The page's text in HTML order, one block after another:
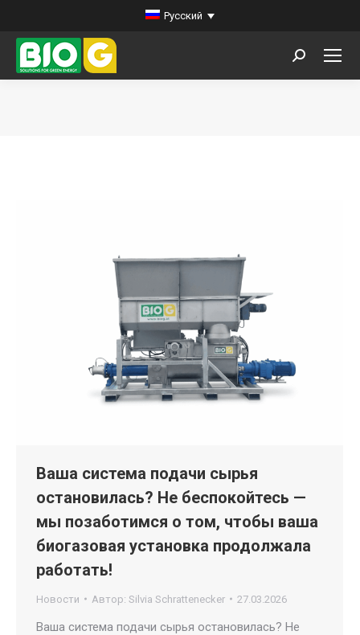
Русский
Поиск:
Ваша система подачи сырья
остановилась? Не беспокойтесь —
мы позаботимся о том, чтобы ваша
биогазовая установка продолжала
работать!
Новости Автор: Silvia Schrattenecker 27.03.2026
Ваша система подачи сырья остановилась? Не